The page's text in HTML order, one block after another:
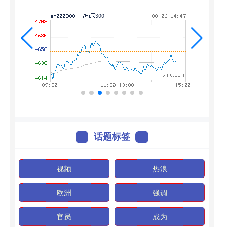
话题标签
视频 热浪
欧洲 强调
官员 成为